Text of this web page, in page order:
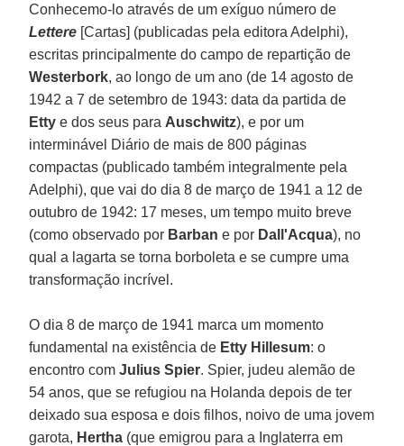
Conhecemo-lo através de um exíguo número de
Lettere [Cartas] (publicadas pela editora Adelphi),
escritas principalmente do campo de repartição de
Westerbork, ao longo de um ano (de 14 agosto de
1942 a 7 de setembro de 1943: data da partida de
Ettye dos seus para Auschwitz), e por um
interminável Diário de mais de 800 páginas
compactas (publicado também integralmente pela
Adelphi), que vai do dia 8 de março de 1941 a 12 de
outubro de 1942: 17 meses, um tempo muito breve
(como observado por Barbane por Dall'Acqua), no
qual a lagarta se torna borboleta e se cumpre uma
transformação incrível.
O dia 8 de março de 1941 marca um momento
fundamental na existência de Etty Hillesum: o
encontro comJulius Spier. Spier, judeu alemão de
54 anos, que se refugiou na Holanda depois de ter
deixado sua esposa e dois filhos, noivo de uma jovem
garota, Hertha (que emigrou para a Inglaterra em